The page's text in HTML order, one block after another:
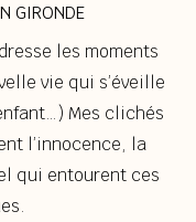
GIRONDE
les moments
vie qui s’éveille
Mes clichés
l’innocence, la
qui entourent ces